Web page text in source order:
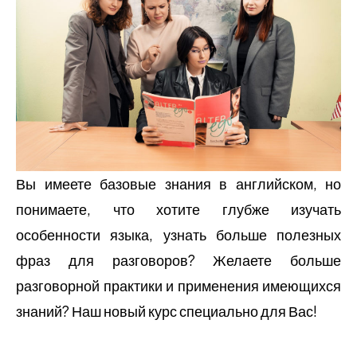
Вы имеете базовые знания в английском, но
понимаете, что хотите глубже изучать
особенности языка, узнать больше полезных
фраз для разговоров? Желаете больше
разговорной практики и применения имеющихся
знаний? Наш новый курс специально для Вас!